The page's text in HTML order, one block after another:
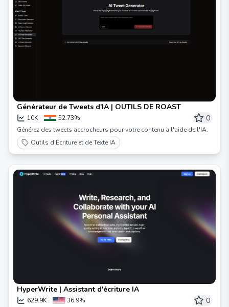
Générateur de Tweets d'IA | OUTILS DE ROAST
10K 52.73% 0
Générez des tweets accrocheurs pour votre contenu à l'aide de l'IA.
Outils d’Écriture et de Texte IA
HyperWrite | Assistant d'écriture IA
629.9K 36.9% 0